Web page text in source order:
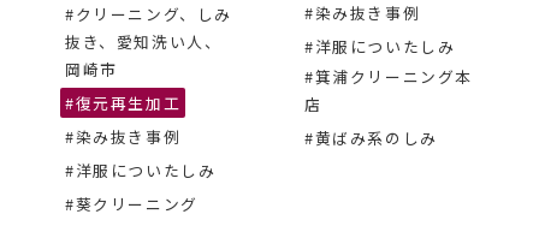
#クリーニング、しみ
抜き、愛知洗い人、
岡崎市
#復元再生加工
#染み抜き事例
#洋服についたしみ
#葵クリーニング
#染み抜き事例
#洋服についたしみ
#箕浦クリーニング本
店
#黄ばみ系のしみ